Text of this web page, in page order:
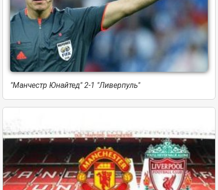
"Манчестр Юнайтед" 2-1 "Ливерпуль"